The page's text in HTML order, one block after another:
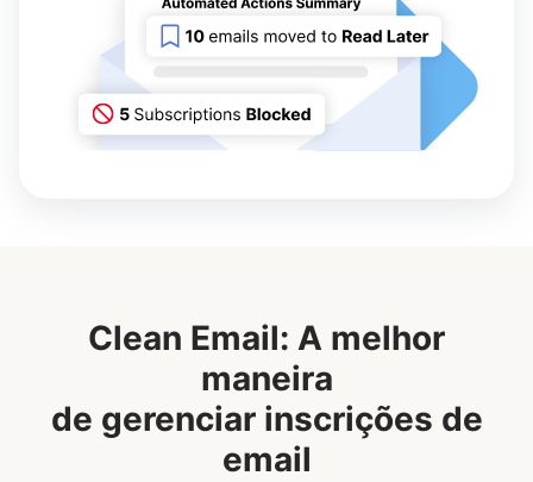
Clean Email: A melhor
maneira
de gerenciar inscrições de
email